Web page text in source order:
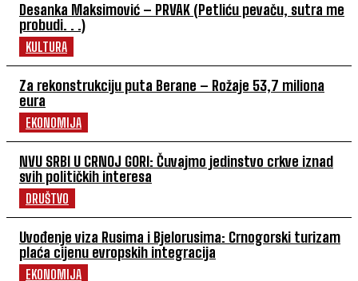
Desanka Maksimović – PRVAK (Petliću pevaču, sutra me
probudi. . .)
KULTURA
Za rekonstrukciju puta Berane – Rožaje 53,7 miliona
eura
EKONOMIJA
NVU SRBI U CRNOJ GORI: Čuvajmo jedinstvo crkve iznad
svih političkih interesa
DRUŠTVO
Uvođenje viza Rusima i Bjelorusima: Crnogorski turizam
plaća cijenu evropskih integracija
EKONOMIJA